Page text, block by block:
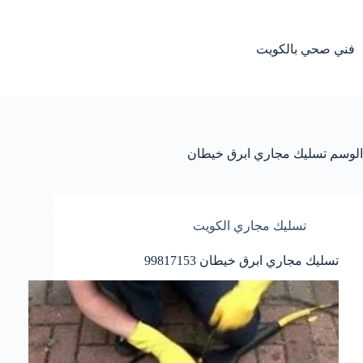
فني صحي بالكويت
الوسم تسليك مجاري ابرق خيطان
تسليك مجاري الكويت
تسليك مجاري ابرق خيطان 99817153